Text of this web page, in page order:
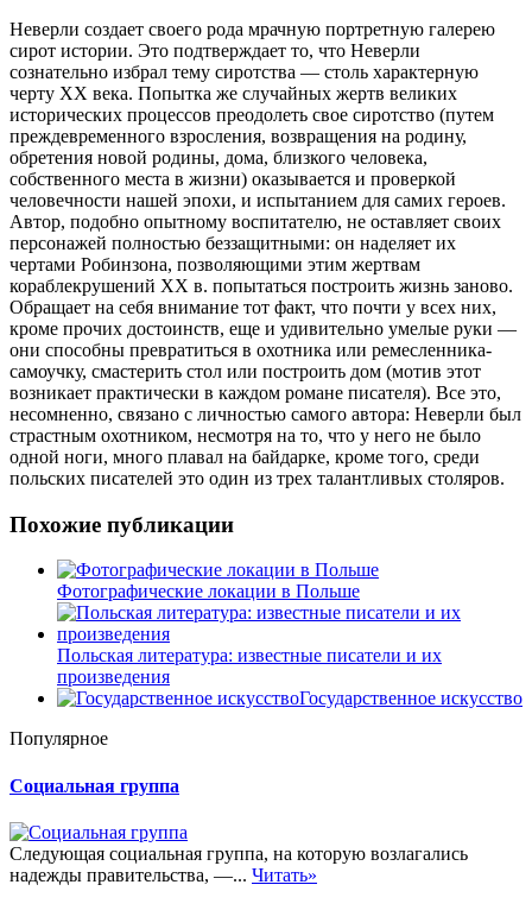
Неверли создает своего рода мрачную портретную галерею
сирот истории. Это подтверждает то, что Неверли
сознательно избрал тему сиротства — столь характерную
черту XX века. Попытка же случайных жертв великих
исторических процессов преодолеть свое сиротство (путем
преждевременного взросления, возвращения на родину,
обретения новой родины, дома, близкого человека,
собственного места в жизни) оказывается и проверкой
человечности нашей эпохи, и испытанием для самих героев.
Автор, подобно опытному воспитателю, не оставляет своих
персонажей полностью беззащитными: он наделяет их
чертами Робинзона, позволяющими этим жертвам
кораблекрушений XX в. попытаться построить жизнь заново.
Обращает на себя внимание тот факт, что почти у всех них,
кроме прочих достоинств, еще и удивительно умелые руки —
они способны превратиться в охотника или ремесленника-
самоучку, смастерить стол или построить дом (мотив этот
возникает практически в каждом романе писателя). Все это,
несомненно, связано с личностью самого автора: Неверли был
страстным охотником, несмотря на то, что у него не было
одной ноги, много плавал на байдарке, кроме того, среди
польских писателей это один из трех талантливых столяров.
Похожие публикации
Фотографические локации в Польше
Польская литература: известные писатели и их
произведения
Государственное искусство
Популярное
Социальная группа
Следующая социальная группа, на которую возлагались
надежды правительства, —... Читать»